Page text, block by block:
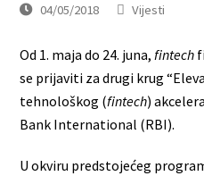
04/05/2018 Vijesti
Od 1. maja do 24. juna,fintech
se prijaviti za drugi krug
tehnološkog (fintech)
Bank International (RBI).
U okviru predstojećeg